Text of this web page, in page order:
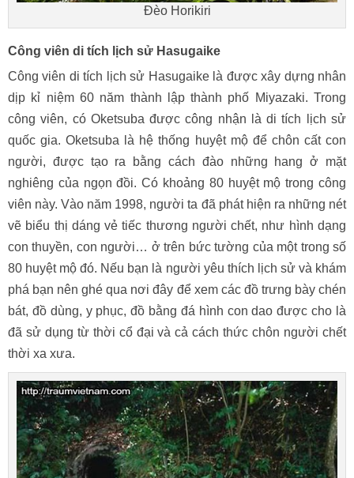
Đèo Horikiri
Công viên di tích lịch sử Hasugaike
Công viên di tích lịch sử Hasugaike là được xây dựng nhân
dịp kỉ niệm 60 năm thành lập thành phố Miyazaki. Trong
công viên, có Oketsuba được công nhận là di tích lịch sử
quốc gia. Oketsuba là hệ thống huyệt mộ để chôn cất con
người, được tạo ra bằng cách đào những hang ở mặt
nghiêng của ngọn đồi. Có khoảng 80 huyệt mộ trong công
viên này. Vào năm 1998, người ta đã phát hiện ra những nét
vẽ biểu thị dáng vẻ tiếc thương người chết, như hình dạng
con thuyền, con người… ở trên bức tường của một trong số
80 huyệt mộ đó. Nếu bạn là người yêu thích lịch sử và khám
phá bạn nên ghé qua nơi đây để xem các đồ trưng bày chén
bát, đồ dùng, y phục, đồ bằng đá hình con dao được cho là
đã sử dụng từ thời cổ đại và cả cách thức chôn người chết
thời xa xưa.